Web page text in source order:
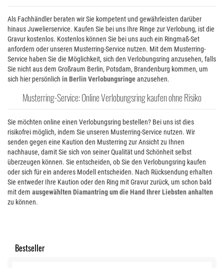
Als Fachhändler beraten wir Sie kompetent und gewährleisten darüber
hinaus Juwelierservice. Kaufen Sie bei uns Ihre Ringe zur Verlobung, ist die
Gravur kostenlos. Kostenlos können Sie bei uns auch ein Ringmaß-Set
anfordern oder unseren Musterring-Service nutzen. Mit dem Musterring-
Service haben Sie die Möglichkeit, sich den Verlobungsring anzusehen, falls
Sie nicht aus dem Großraum Berlin, Potsdam, Brandenburg kommen, um
sich hier persönlich in Berlin Verlobungsringeanzusehen.
Musterring-Service: Online Verlobungsring kaufen ohne Risiko
Sie möchten online einen Verlobungsring bestellen? Bei uns ist dies
risikofrei möglich, indem Sie unseren Musterring-Service nutzen. Wir
senden gegen eine Kaution den Musterring zur Ansicht zu Ihnen
nachhause, damit Sie sich von seiner Qualität und Schönheit selbst
überzeugen können. Sie entscheiden, ob Sie den Verlobungsring kaufen
oder sich für ein anderes Modell entscheiden. Nach Rücksendung erhalten
Sie entweder Ihre Kaution oder den Ring mit Gravur zurück, um schon bald
mit dem ausgewählten Diamantring um die Hand Ihrer Liebsten anhalten
zu können.
Bestseller